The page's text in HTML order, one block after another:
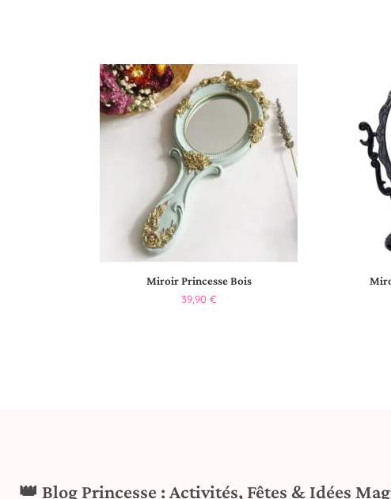
Miroir Princesse Bois
39,90 €
👑 Blog Princesse : Activités, Fêtes & Idées